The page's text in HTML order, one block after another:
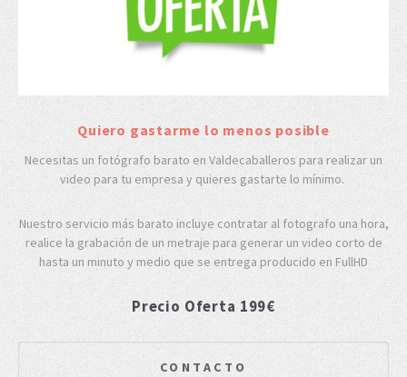
Quiero gastarme lo menos posible
Necesitas un fotógrafo barato en Valdecaballeros para realizar un
video para tu empresa y quieres gastarte lo mínimo.
Nuestro servicio más barato incluye contratar al fotografo una hora,
realice la grabación de un metraje para generar un video corto de
hasta un minuto y medio que se entrega producido en FullHD
Precio Oferta 199€
CONTACTO